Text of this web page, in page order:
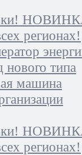
регионах!
нового типа
машина
регионах!